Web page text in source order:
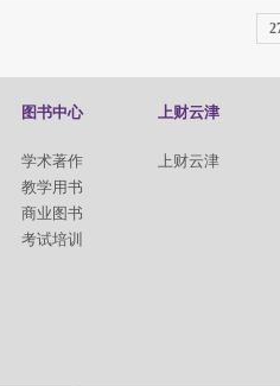
图书中心
学术著作
教学用书
商业图书
考试培训
上财云津
上财云津